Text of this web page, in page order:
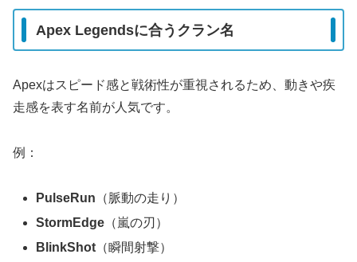
Apex Legendsに合うクラン名
Apexはスピード感と戦術性が重視されるため、動きや疾
走感を表す名前が人気です。
例：
PulseRun （脈動の走り）
StormEdge （嵐の刃）
BlinkShot （瞬間射撃）